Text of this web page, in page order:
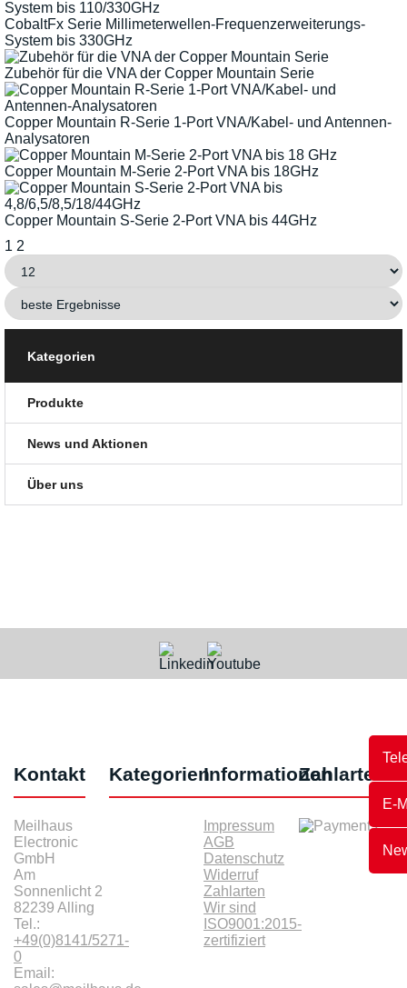
E-
CobaltFx Serie Millimeterwellen-Frequenzerweiterungs-
System bis 330GHz
Zubehör für die VNA der Copper Mountain Serie
Copper Mountain R-Serie 1-Port VNA/Kabel- und Antennen-
Analysatoren
Copper Mountain M-Serie 2-Port VNA bis 18GHz
Copper Mountain S-Serie 2-Port VNA bis 44GHz
1 2
Kategorien
Produkte
News und Aktionen
Über uns
Kontakt
Meilhaus
Electronic
GmbH
Am
Sonnenlicht 2
82239 Alling
Tel.:
+49(0)8141/5271-
0
Email:
KategorienInformationen
Impressum
AGB
Datenschutz
Widerruf
Zahlarten
Wir sind
ISO9001:2015-
zertifiziert
Zahlarten